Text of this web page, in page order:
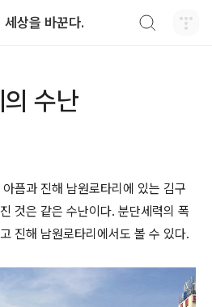
세상을 바꾼다.
수난
픔과 진해 남원로타리에 있는 김구
것은 같은 수난이다. 분단세력의 폭
진해 남원로타리에서도 볼 수 있다.